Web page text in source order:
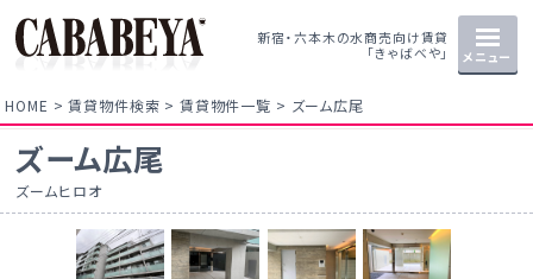
新宿・六本木の水商売向け賃貸
「きゃばべや」
メニュー
HOME 賃貸物件検索 賃貸物件一覧 ズーム広尾
ズーム広尾
ズームヒロオ